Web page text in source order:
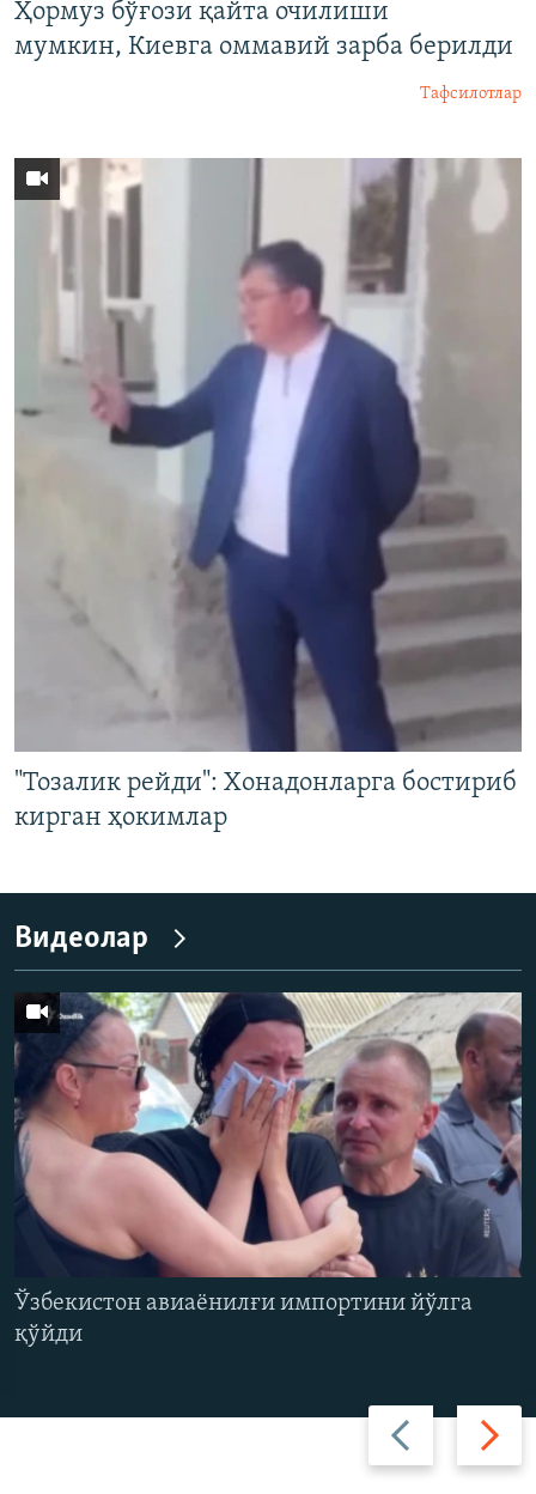
Ҳормуз бўғози қайта очилиши
мумкин, Киевга оммавий зарба берилди
Тафсилотлар
"Тозалик рейди": Хонадонларга бостириб
кирган ҳокимлар
Видеолар
Олдинги
слайд
слайд
Ўзбекистон авиаёнилғи импортини йўлга
қўйди